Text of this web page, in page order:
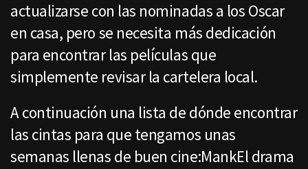
actualizarse con las nominadas a los Oscar
en casa, pero se necesita más dedicación
para encontrar las películas que
simplemente revisar la cartelera local.
A continuación una lista de dónde encontrar
las cintas para que tengamos unas
semanas llenas de buen cine:MankEl drama